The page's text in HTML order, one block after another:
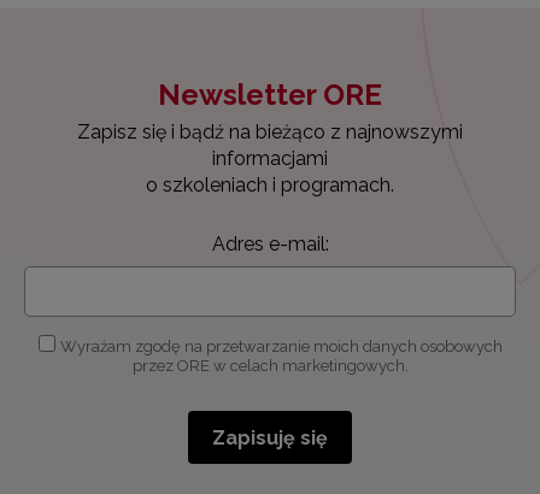
Newsletter ORE
Zapisz się i bądź na bieżąco z najnowszymi
informacjami
o szkoleniach i programach.
Adres e-mail:
Wyrażam zgodę na przetwarzanie moich danych osobowych
przez ORE w celach marketingowych.
Zapisuję się